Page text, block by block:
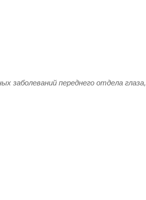
заболеваний переднего отдела глаза,